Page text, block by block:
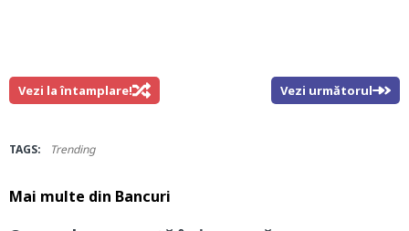
Vezi la întamplare! Vezi următorul
TAGS: Trending
Mai multe din Bancuri